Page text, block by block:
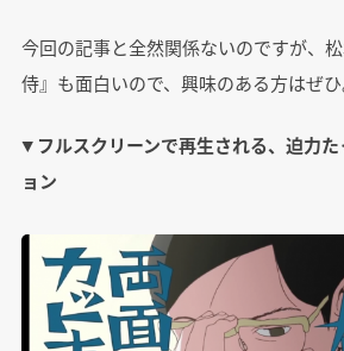
今回の記事と全然関係ないのですが、
侍』も面白いので、興味のある方はぜひ
▼ フルスクリーンで再生される、迫力
ョン